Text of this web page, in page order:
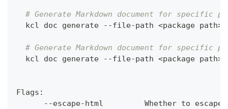
# Generate Markdown document for specific
  kcl doc generate --file-path
<package path>
# Generate Markdown document for specific
  kcl doc generate --file-path
<package path>
Flags:
--escape-html         Whether to